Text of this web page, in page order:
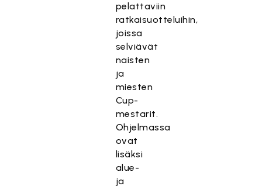
pelattaviin
ratkaisuotteluihin,
joissa
selviävät
naisten
ja
miesten
Cup-
mestarit.
Ohjelmassa
ovat
lisäksi
alue-
ja